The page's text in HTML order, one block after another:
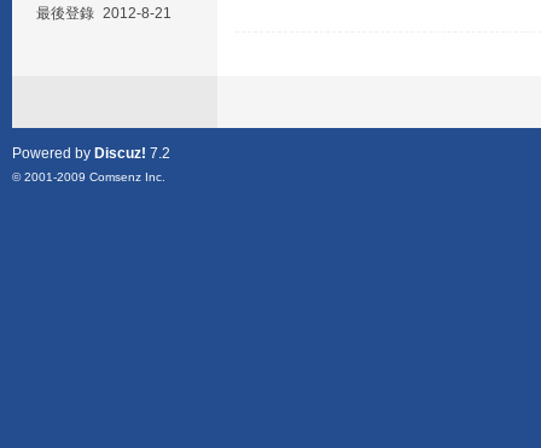
最後登錄 2012-8-21
Powered by Discuz! 7.2
© 2001-2009 Comsenz Inc.